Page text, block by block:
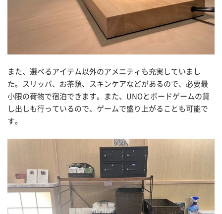
また、選べるアイテム以外のアメニティも充実していまし
た。スリッパ、お茶類、スキンケアなどがあるので、必要最
小限の荷物で宿泊できます。また、UNOとボードゲームの貸
し出しも行っているので、ゲームで盛り上がることも可能で
す。